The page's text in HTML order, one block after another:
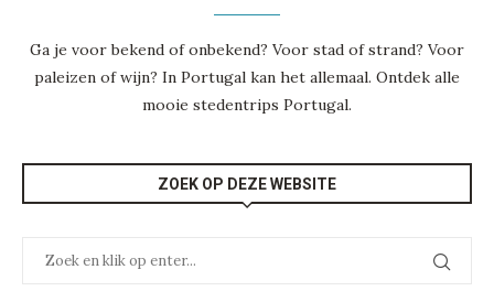
Ga je voor bekend of onbekend? Voor stad of strand? Voor
paleizen of wijn? In Portugal kan het allemaal. Ontdek alle
mooie stedentrips Portugal.
ZOEK OP DEZE WEBSITE